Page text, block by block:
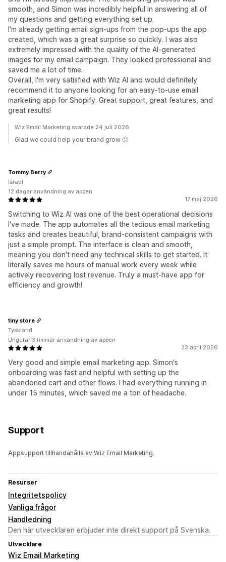
smooth, and Simon was incredibly helpful in answering all of
my questions and getting everything set up.
I'm already getting email sign-ups from the pop-ups the app
created, which was a great surprise so quickly. I was also
extremely impressed with the quality of the AI-generated
images for my email campaign. They looked professional and
saved me a lot of time.
Overall, I'm very satisfied with Wiz AI and would definitely
recommend it to anyone looking for an easy-to-use email
marketing app for Shopify. Great support, great features, and
great results!
Wiz Email Marketing svarade 24 juli 2026
Glad we could help your brand grow 🙂
17 maj 2026
Switching to Wiz AI was one of the best operational decisions
I've made. The app automates all the tedious email marketing
tasks and creates beautiful, brand-consistent campaigns with
just a simple prompt. The interface is clean and smooth,
meaning you don't need any technical skills to get started. It
literally saves me hours of manual work every week while
actively recovering lost revenue. Truly a must-have app for
efficiency and growth!
Tommy Berry
Israel
12 dagar användning av appen
23 april 2026
Very good and simple email marketing app. Simon's
onboarding was fast and helpful with setting up the
abandoned cart and other flows. I had everything running in
under 15 minutes, which saved me a ton of headache.
tiny store
Tyskland
Ungefär 3 timmar användning av appen
Support
Appsupport tillhandahålls av Wiz Email Marketing.
Resurser
Integritetspolicy
Vanliga frågor
Handledning
Den här utvecklaren erbjuder inte direkt support på Svenska.
Utvecklare
Wiz Email Marketing